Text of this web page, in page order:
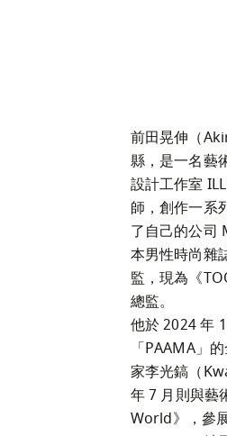
前田晃伸（
縣，是一名藝
設計工作室
師，創作一系
了自己的公司
本男性時尚雜
監，現為《
總監。
他於 2024 年
「PAAMA」
家李光鎬（
年 7 月則與藝
World》，參